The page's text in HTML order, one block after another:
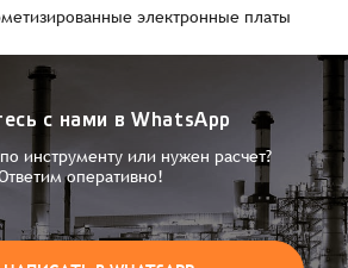
электронные платы
с нами в WhatsApp
инструменту или нужен расчет?
оперативно!